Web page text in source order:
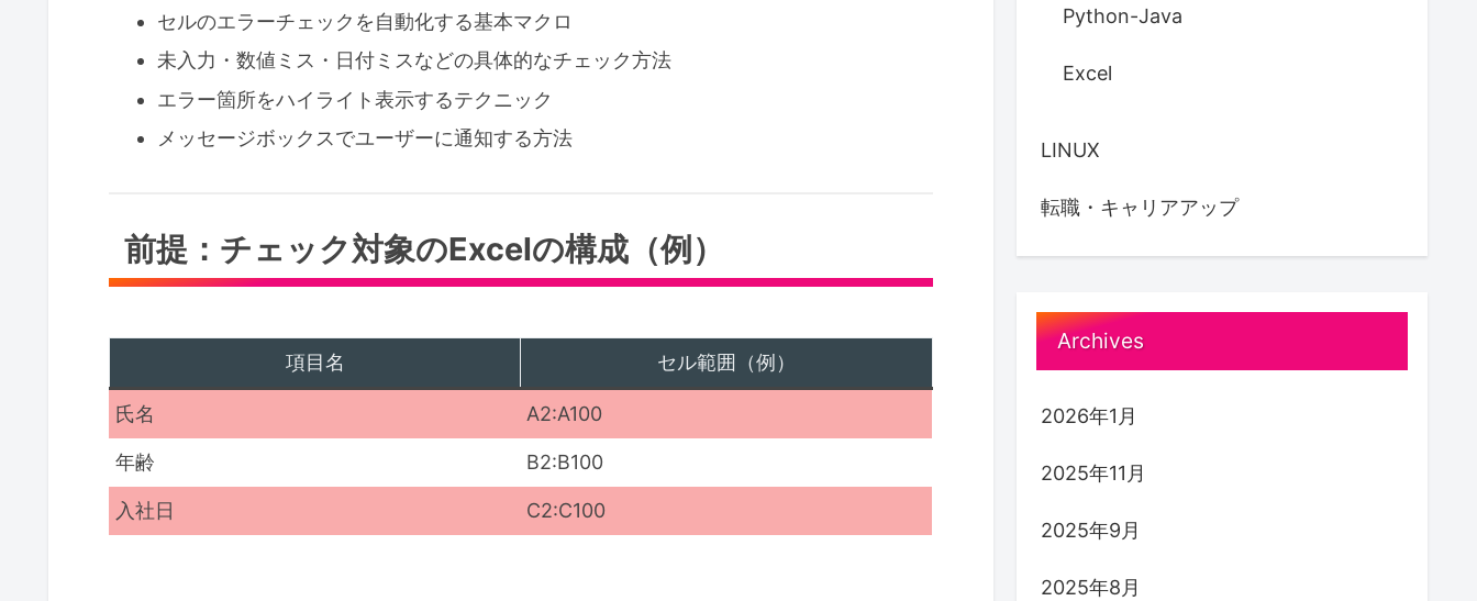
セルのエラーチェックを自動化する基本マクロ
未入力・数値ミス・日付ミスなどの具体的なチェック方法
エラー箇所をハイライト表示するテクニック
メッセージボックスでユーザーに通知する方法
前提：チェック対象のExcelの構成（例）
項目名 セル範囲（例）
氏名 A2:A100
年齢 B2:B100
入社日 C2:C100
Python-Java
Excel
LINUX
転職・キャリアアップ
Archives
2026年1月
2025年11月
2025年9月
2025年8月